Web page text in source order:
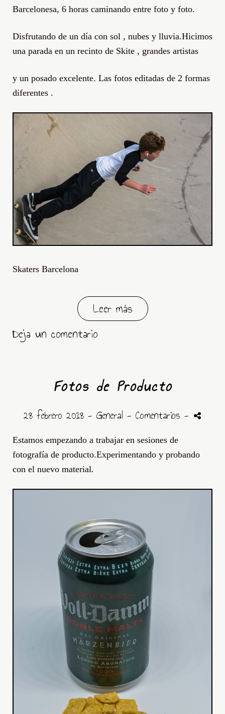
Barcelonesa, 6 horas caminando entre foto y foto.
Disfrutando de un día con sol , nubes y lluvia.Hicimos
una parada en un recinto de Skite , grandes artistas
y un posado excelente. Las fotos editadas de 2 formas
diferentes .
Skaters Barcelona
Leer más
Deja un comentario
Fotos de Producto
28 febrero 2018 - General - Comentarios -
Estamos empezando a trabajar en sesiones de
fotografía de producto.Experimentando y probando
con el nuevo material.